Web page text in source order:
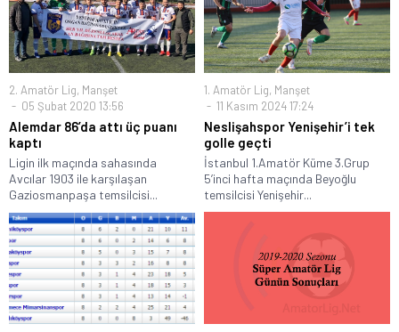
2. Amatör Lig, Manşet
05 Şubat 2020 13:56
Alemdar 86’da attı üç puanı
kaptı
Ligin ilk maçında sahasında
Avcılar 1903 ile karşılaşan
Gaziosmanpaşa temsilcisi...
1. Amatör Lig, Manşet
11 Kasım 2024 17:24
Neslişahspor Yenişehir’i tek
golle geçti
İstanbul 1.Amatör Küme 3.Grup
5’inci hafta maçında Beyoğlu
temsilcisi Yenişehir...